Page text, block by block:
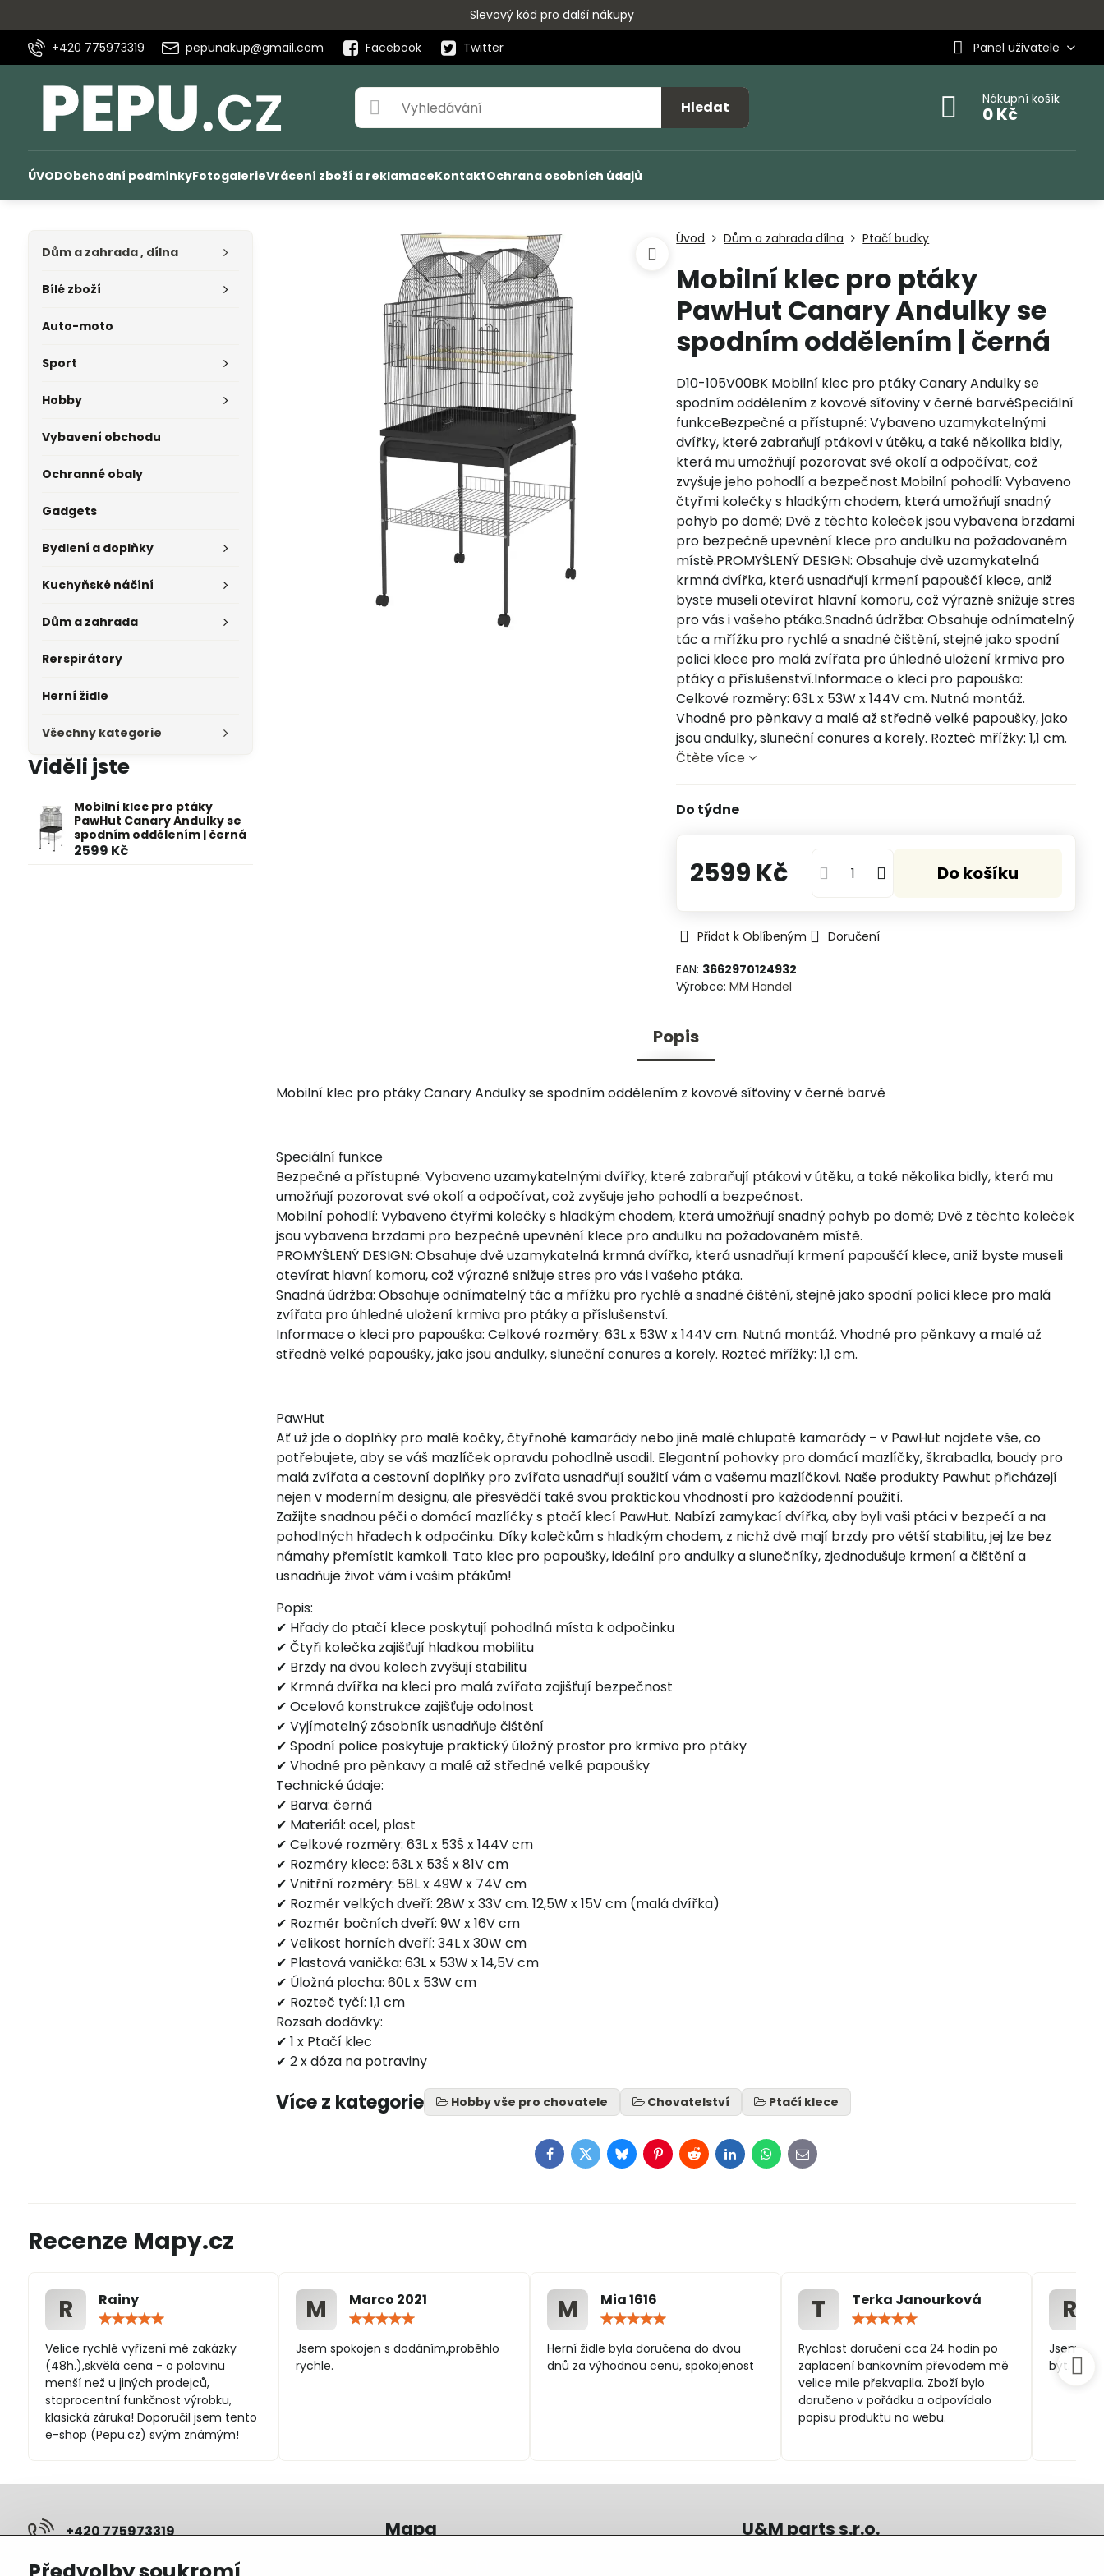
Slevový kód pro další nákupy
+420 775973319
pepunakup@gmail.com Facebook Twitter Panel uživatele
Hledat Nákupní košík
0 Kč
ÚVODObchodní podmínkyFotogalerieVrácení zboží a reklamaceKontaktOchrana osobních údajů
Úvod Dům a zahrada dílna Ptačí budky
Mobilní klec pro ptáky
PawHut Canary Andulky se
spodním oddělením | černá
D10-105V00BK Mobilní klec pro ptáky Canary Andulky se
spodním oddělením z kovové síťoviny v černé barvěSpeciální
funkceBezpečné a přístupné: Vybaveno uzamykatelnými
dvířky, které zabraňují ptákovi v útěku, a také několika bidly,
která mu umožňují pozorovat své okolí a odpočívat, což
zvyšuje jeho pohodlí a bezpečnost.Mobilní pohodlí: Vybaveno
čtyřmi kolečky s hladkým chodem, která umožňují snadný
pohyb po domě; Dvě z těchto koleček jsou vybavena brzdami
pro bezpečné upevnění klece pro andulku na požadovaném
místě.PROMYŠLENÝ DESIGN: Obsahuje dvě uzamykatelná
krmná dvířka, která usnadňují krmení papouščí klece, aniž
byste museli otevírat hlavní komoru, což výrazně snižuje stres
pro vás i vašeho ptáka.Snadná údržba: Obsahuje odnímatelný
tác a mřížku pro rychlé a snadné čištění, stejně jako spodní
polici klece pro malá zvířata pro úhledné uložení krmiva pro
ptáky a příslušenství.Informace o kleci pro papouška:
Celkové rozměry: 63L x 53W x 144V cm. Nutná montáž.
Vhodné pro pěnkavy a malé až středně velké papoušky, jako
jsou andulky, sluneční conures a korely. Rozteč mřížky: 1,1 cm.
Čtěte více
Do týdne
2599 Kč Do košíku
Přidat k Oblíbeným
Doručení
EAN: 3662970124932
Výrobce:MM Handel
Popis
Mobilní klec pro ptáky Canary Andulky se spodním oddělením z kovové síťoviny v černé barvě
Speciální funkce
Bezpečné a přístupné: Vybaveno uzamykatelnými dvířky, které zabraňují ptákovi v útěku, a také několika bidly, která mu
umožňují pozorovat své okolí a odpočívat, což zvyšuje jeho pohodlí a bezpečnost.
Mobilní pohodlí: Vybaveno čtyřmi kolečky s hladkým chodem, která umožňují snadný pohyb po domě; Dvě z těchto koleček
jsou vybavena brzdami pro bezpečné upevnění klece pro andulku na požadovaném místě.
PROMYŠLENÝ DESIGN: Obsahuje dvě uzamykatelná krmná dvířka, která usnadňují krmení papouščí klece, aniž byste museli
otevírat hlavní komoru, což výrazně snižuje stres pro vás i vašeho ptáka.
Snadná údržba: Obsahuje odnímatelný tác a mřížku pro rychlé a snadné čištění, stejně jako spodní polici klece pro malá
zvířata pro úhledné uložení krmiva pro ptáky a příslušenství.
Informace o kleci pro papouška: Celkové rozměry: 63L x 53W x 144V cm. Nutná montáž. Vhodné pro pěnkavy a malé až
středně velké papoušky, jako jsou andulky, sluneční conures a korely. Rozteč mřížky: 1,1 cm.
PawHut
Ať už jde o doplňky pro malé kočky, čtyřnohé kamarády nebo jiné malé chlupaté kamarády – v PawHut najdete vše, co
potřebujete, aby se váš mazlíček opravdu pohodlně usadil. Elegantní pohovky pro domácí mazlíčky, škrabadla, boudy pro
malá zvířata a cestovní doplňky pro zvířata usnadňují soužití vám a vašemu mazlíčkovi. Naše produkty Pawhut přicházejí
nejen v moderním designu, ale přesvědčí také svou praktickou vhodností pro každodenní použití.
Zažijte snadnou péči o domácí mazlíčky s ptačí klecí PawHut. Nabízí zamykací dvířka, aby byli vaši ptáci v bezpečí a na
pohodlných hřadech k odpočinku. Díky kolečkům s hladkým chodem, z nichž dvě mají brzdy pro větší stabilitu, jej lze bez
námahy přemístit kamkoli. Tato klec pro papoušky, ideální pro andulky a slunečníky, zjednodušuje krmení a čištění a
usnadňuje život vám i vašim ptákům!
Popis:
✔ Hřady do ptačí klece poskytují pohodlná místa k odpočinku
✔ Čtyři kolečka zajišťují hladkou mobilitu
✔ Brzdy na dvou kolech zvyšují stabilitu
✔ Krmná dvířka na kleci pro malá zvířata zajišťují bezpečnost
✔ Ocelová konstrukce zajišťuje odolnost
✔ Vyjímatelný zásobník usnadňuje čištění
✔ Spodní police poskytuje praktický úložný prostor pro krmivo pro ptáky
✔ Vhodné pro pěnkavy a malé až středně velké papoušky
Technické údaje:
✔ Barva: černá
✔ Materiál: ocel, plast
✔ Celkové rozměry: 63L x 53Š x 144V cm
✔ Rozměry klece: 63L x 53Š x 81V cm
✔ Vnitřní rozměry: 58L x 49W x 74V cm
✔ Rozměr velkých dveří: 28W x 33V cm. 12,5W x 15V cm (malá dvířka)
✔ Rozměr bočních dveří: 9W x 16V cm
✔ Velikost horních dveří: 34L x 30W cm
✔ Plastová vanička: 63L x 53W x 14,5V cm
✔ Úložná plocha: 60L x 53W cm
✔ Rozteč tyčí: 1,1 cm
Rozsah dodávky:
✔ 1 x Ptačí klec
✔ 2 x dóza na potraviny
Více z kategorie Hobby vše pro chovatele Chovatelství Ptačí klece
Facebook
TwitterBlueskyPinterest
RedditLinkedInWhatsApp
E-
mail
Dům a zahrada , dílna
Bílé zboží
Auto-moto
Sport
Hobby
Vybavení obchodu
Ochranné obaly
Gadgets
Bydlení a doplňky
Kuchyňské náčíní
Dům a zahrada
Rerspirátory
Herní židle
Všechny kategorie
Viděli jste
Mobilní klec pro ptáky
PawHut Canary Andulky se
spodním oddělením | černá
2599 Kč
Recenze Mapy.cz
R
Rainy
/
5
Velice rychlé vyřízení mé zakázky
(48h.),skvělá cena - o polovinu
menší než u jiných prodejců,
stoprocentní funkčnost výrobku,
klasická záruka! Doporučil jsem tento
e-shop (Pepu.cz) svým známým!
M
Marco 2021
/
5
Jsem spokojen s dodáním,proběhlo
rychle.
M
Mia 1616
/
5
Herní židle byla doručena do dvou
dnů za výhodnou cenu, spokojenost
T
Terka Janourková
/
5
Rychlost doručení cca 24 hodin po
zaplacení bankovním převodem mě
velice mile překvapila. Zboží bylo
doručeno v pořádku a odpovídalo
popisu produktu na webu.
R
Jsem
být.
+420 775973319
pepunakup​@gmail​.com
Mapa U&M parts s.r.o.